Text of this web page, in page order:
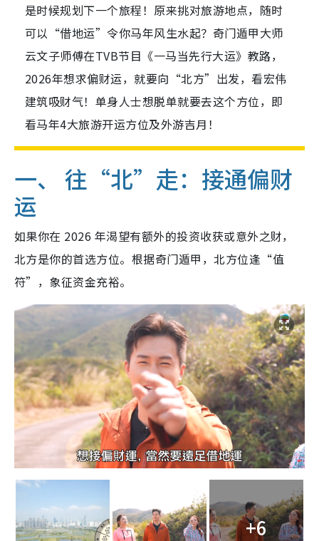
是时候规划下一个旅程！原来挑对旅游地点，随时
可以“借地运”令你马年风生水起？奇门遁甲大师
云文子师傅在TVB节目《一马当先行大运》教路，
2026年想求偏财运，就要向“北方”出发，看宏伟
建筑吸财气！单身人士想脱单就要去这个方位，即
看马年4大旅游开运方位及外游吉月！
一、 往“北”走：接通偏财
运
如果你在 2026 年渴望有额外的投资收获或意外之财，
北方是你的首选方位。根据奇门遁甲，北方位逢“值
符”，象征资金充裕。
+6